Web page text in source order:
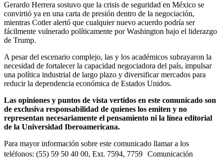
Gerardo Herrera sostuvo que la crisis de seguridad en México se
convirtió ya en una carta de presión dentro de la negociación,
mientras Cotler alertó que cualquier nuevo acuerdo podría ser
fácilmente vulnerado políticamente por Washington bajo el liderazgo
de Trump.
A pesar del escenario complejo, las y los académicos subrayaron la
necesidad de fortalecer la capacidad negociadora del país, impulsar
una política industrial de largo plazo y diversificar mercados para
reducir la dependencia económica de Estados Unidos.
Las opiniones y puntos de vista vertidos en este comunicado son
de exclusiva responsabilidad de quienes los emiten y no
representan necesariamente el pensamiento ni la línea editorial
de la Universidad Iberoamericana.
Para mayor información sobre este comunicado llamar a los
teléfonos: (55) 59 50 40 00, Ext. 7594, 7759 Comunicación